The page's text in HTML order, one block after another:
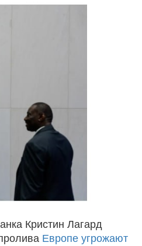
Кристин Лагард
Европе угрожают